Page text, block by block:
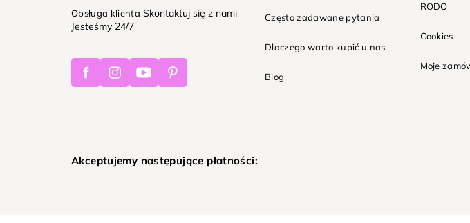
Obsługa klienta Skontaktuj się z nami
Jesteśmy 24/7
FacebookInstagramYoutubePinterest
Często zadawane pytania
Dlaczego warto kupić u nas
Blog
RODO
Cookies
Moje
Akceptujemy następujące płatności: